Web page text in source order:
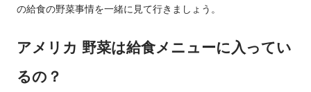
の給食の野菜事情を一緒に見て行きましょう。
アメリカ 野菜は給食メニューに入ってい
るの？